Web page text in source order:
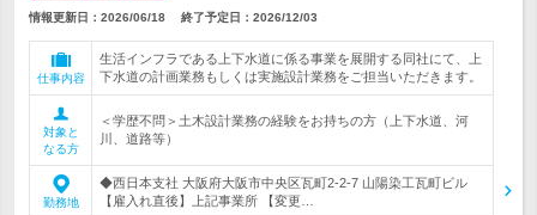
情報更新日：2026/06/18 終了予定日： 2026/12/03
仕事内容
生活インフラである上下水道に係る事業を展開する同社にて、上
下水道の計画業務もしくは実施設計業務をご担当いただきます。
対象と
なる方
＜学歴不問＞土木設計業務の経験をお持ちの方（上下水道、河
川、道路等）
勤務地
◆西日本支社 大阪府大阪市中央区瓦町2-2-7 山陽染工瓦町ビル
【雇入れ直後】上記事業所 【変更…